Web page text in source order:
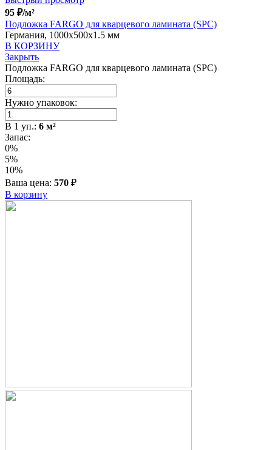
95 ₽/м²
Подложка FARGO для кварцевого ламината (SPC)
Германия, 1000x500x1.5 мм
В КОРЗИНУ
Закрыть
Подложка FARGO для кварцевого ламината (SPC)
Площадь:
Нужно упаковок:
В 1 уп.: 6 м²
Запас:
0%
5%
10%
Ваша цена: 570 ₽
В корзину